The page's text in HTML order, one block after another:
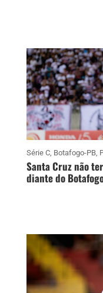
Série C, Botafogo-PB,
Santa Cruz não
diante do